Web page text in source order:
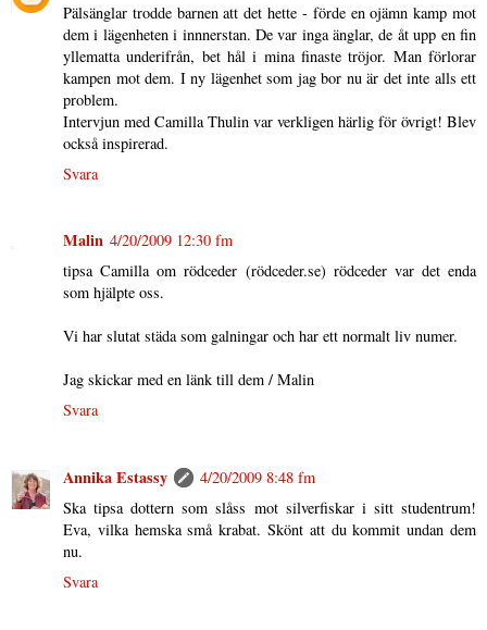
Pälsänglar trodde barnen att det hette - förde en ojämn kamp mot
dem i lägenheten i innnerstan. De var inga änglar, de åt upp en fin
yllematta underifrån, bet hål i mina finaste tröjor. Man förlorar
kampen mot dem. I ny lägenhet som jag bor nu är det inte alls ett
problem.
Intervjun med Camilla Thulin var verkligen härlig för övrigt! Blev
också inspirerad.
Svara
Malin 4/20/2009 12:30 fm
tipsa Camilla om rödceder (rödceder.se) rödceder var det enda
som hjälpte oss.
Vi har slutat städa som galningar och har ett normalt liv numer.
Jag skickar med en länk till dem / Malin
Svara
Annika Estassy
4/20/2009 8:48 fm
Ska tipsa dottern som slåss mot silverfiskar i sitt studentrum!
Eva, vilka hemska små krabat. Skönt att du kommit undan dem
nu.
Svara